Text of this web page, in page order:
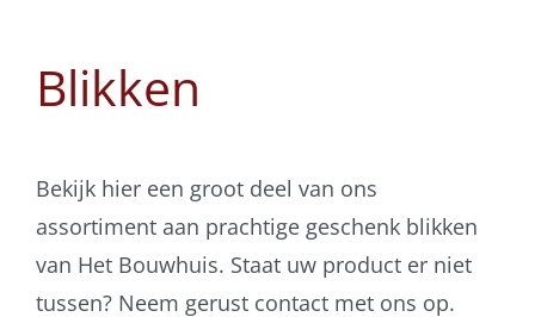
Blikken
Bekijk hier een groot deel van ons
assortiment aan prachtige geschenk blikken
van Het Bouwhuis. Staat uw product er niet
tussen? Neem gerust contact met ons op.